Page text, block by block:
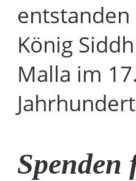
König
Malla im 17.